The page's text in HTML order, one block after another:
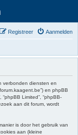
Aanmelden
Registreer
verbonden diensten en
forum.kaagent.be”) en phpBB
“phpBB Limited”, “phpBB-
aan dit forum, wordt
is door het gebruik van
aan (kleine